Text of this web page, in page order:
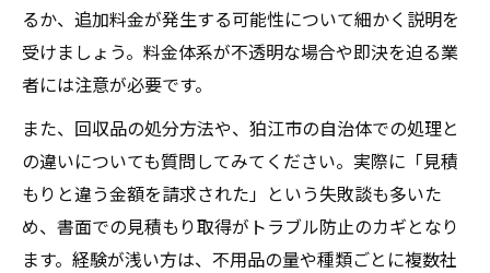
るか、追加料金が発生する可能性について細かく説明を
受けましょう。料金体系が不透明な場合や即決を迫る業
者には注意が必要です。
また、回収品の処分方法や、狛江市の自治体での処理と
の違いについても質問してみてください。実際に「見積
もりと違う金額を請求された」という失敗談も多いた
め、書面での見積もり取得がトラブル防止のカギとなり
ます。経験が浅い方は、不用品の量や種類ごとに複数社